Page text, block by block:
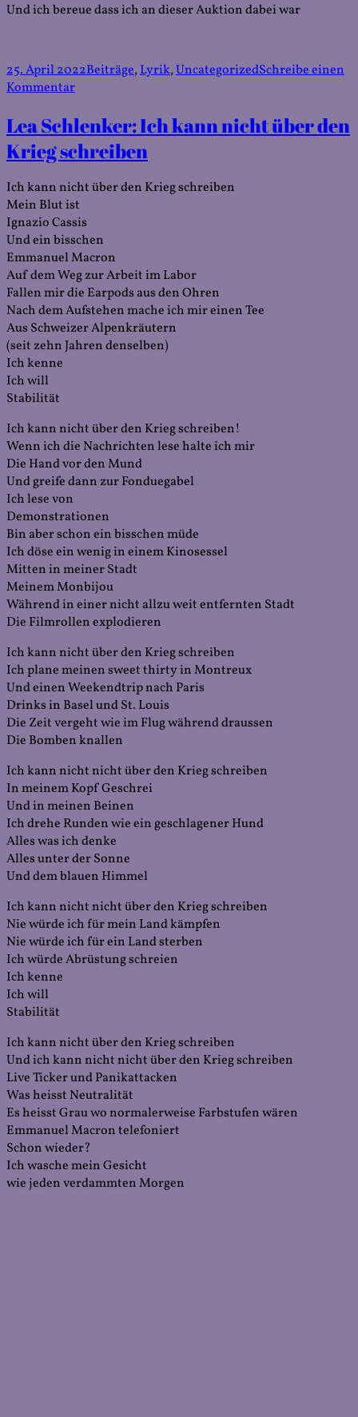
Und ich bereue dass ich an dieser Auktion dabei war
Veröffentlicht
am
25. April 2022Kategorien
Beiträge,Lyrik,UncategorizedSchreibe einen
Kommentarzu
Schlenker:
Die
Auktion
Lea Schlenker: Ich kann nicht über den
Krieg schreiben
Ich kann nicht über den Krieg schreiben
Mein Blut ist
Ignazio Cassis
Und ein bisschen
Emmanuel Macron
Auf dem Weg zur Arbeit im Labor
Fallen mir die Earpods aus den Ohren
Nach dem Aufstehen mache ich mir einen Tee
Aus Schweizer Alpenkräutern
(seit zehn Jahren denselben)
Ich kenne
Ich will
Stabilität
Ich kann nicht über den Krieg schreiben!
Wenn ich die Nachrichten lese halte ich mir
Die Hand vor den Mund
Und greife dann zur Fonduegabel
Ich lese von
Demonstrationen
Bin aber schon ein bisschen müde
Ich döse ein wenig in einem Kinosessel
Mitten in meiner Stadt
Meinem Monbijou
Während in einer nicht allzu weit entfernten Stadt
Die Filmrollen explodieren
Ich kann nicht über den Krieg schreiben
Ich plane meinen sweet thirty in Montreux
Und einen Weekendtrip nach Paris
Drinks in Basel und St. Louis
Die Zeit vergeht wie im Flug während draussen
Die Bomben knallen
Ich kann nicht nicht über den Krieg schreiben
In meinem Kopf Geschrei
Und in meinen Beinen
Ich drehe Runden wie ein geschlagener Hund
Alles was ich denke
Alles unter der Sonne
Und dem blauen Himmel
Ich kann nicht nicht über den Krieg schreiben
Nie würde ich für mein Land kämpfen
Nie würde ich für ein Land sterben
Ich würde Abrüstung schreien
Ich kenne
Ich will
Stabilität
Ich kann nicht über den Krieg schreiben
Und ich kann nicht nicht über den Krieg schreiben
Live Ticker und Panikattacken
Was heisst Neutralität
Es heisst Grau wo normalerweise Farbstufen wären
Emmanuel Macron telefoniert
Schon wieder?
Ich wasche mein Gesicht
wie jeden verdammten Morgen